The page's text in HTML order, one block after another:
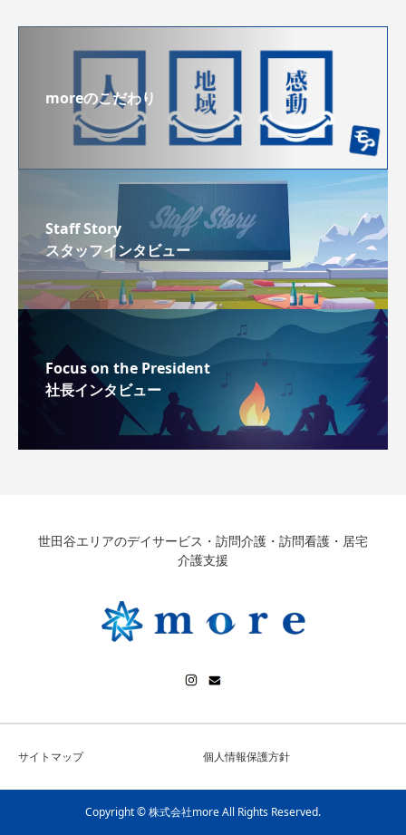
moreのこだわり
Staff Story
スタッフインタビュー
Focus on the President
社長インタビュー
世田谷エリアのデイサービス・訪問介護・訪問看護・居宅
介護支援
サイトマップ 個人情報保護方針
Copyright © 株式会社more All Rights Reserved.